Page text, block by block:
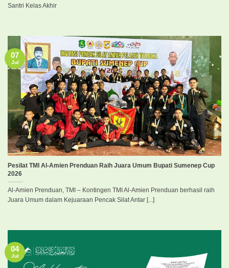
Santri Kelas Akhir
Pesilat TMI Al-Amien Prenduan Raih Juara Umum Bupati Sumenep Cup
2026
Al-Amien Prenduan, TMI – Kontingen TMI Al-Amien Prenduan berhasil raih
Juara Umum dalam Kejuaraan Pencak Silat Antar [...]
07
Jul
04
Jul